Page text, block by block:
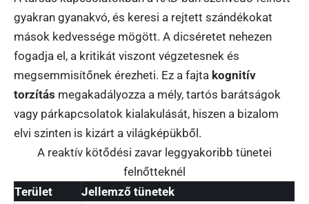
gyakran gyanakvó, és keresi a rejtett szándékokat
mások kedvessége mögött. A dicséretet nehezen
fogadja el, a kritikát viszont végzetesnek és
megsemmisítőnek érezheti. Ez a fajta kognitív
torzítás megakadályozza a mély, tartós barátságok
vagy párkapcsolatok kialakulását, hiszen a bizalom
elvi szinten is kizárt a világképükből.
A reaktív kötődési zavar leggyakoribb tünetei
felnőtteknél
Terület
Jellemző tünetek